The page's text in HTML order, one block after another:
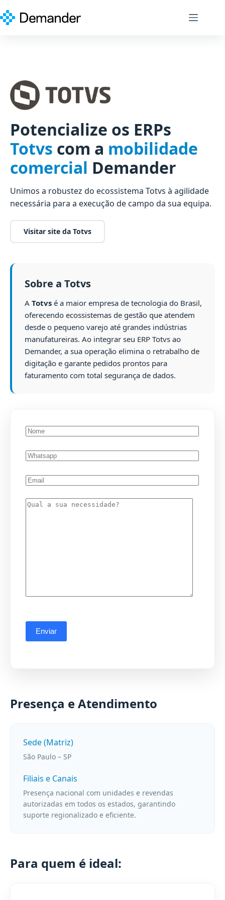
para
o
Potencialize os ERPs
Totvs com a mobilidade
comercial Demander
Unimos a robustez do ecossistema Totvs à agilidade
necessária para a execução de campo da sua equipa.
Visitar site da Totvs
Sobre a Totvs
A Totvs é a maior empresa de tecnologia do Brasil,
oferecendo ecossistemas de gestão que atendem
desde o pequeno varejo até grandes indústrias
manufatureiras. Ao integrar seu ERP Totvs ao
Demander, a sua operação elimina o retrabalho de
digitação e garante pedidos prontos para
faturamento com total segurança de dados.
Presença e Atendimento
Sede (Matriz)
São Paulo – SP
Filiais e Canais
Presença nacional com unidades e revendas
autorizadas em todos os estados, garantindo
suporte regionalizado e eficiente.
Para quem é ideal: